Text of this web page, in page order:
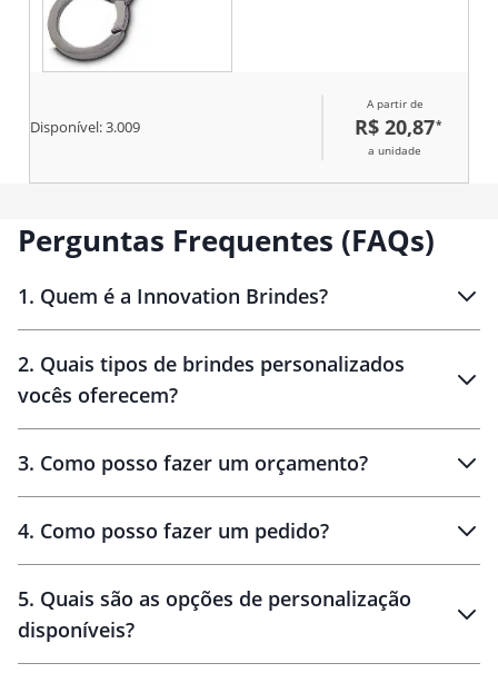
valor à sua marca e praticidade
Disponível:3.009
A partir de
R$ 20,87*
a unidade
Perguntas Frequentes (FAQs)
1. Quem é a Innovation Brindes?
Brindes personalizados
2. Quais tipos de brindes personalizados
vocês oferecem?
personalizados
3. Como posso fazer um orçamento?
brinde
personalização
4. Como posso fazer um pedido?
amostra virtual
5. Quais são as opções de personalização
disponíveis?